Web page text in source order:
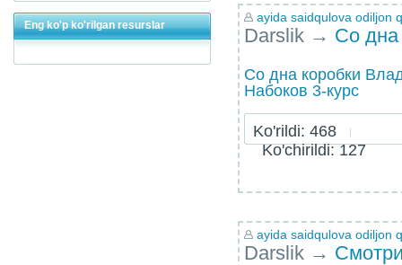
Eng ko'p ko'rilgan resurslar
ayida saidqulova odiljon
Darslik → Со дна
Со дна коробки
Набоков 3-курс
Ko'rildi: 468
Ko'chirildi: 127
ayida saidqulova odiljon
Darslik →